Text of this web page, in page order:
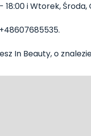
i Wtorek,
In Beauty, o